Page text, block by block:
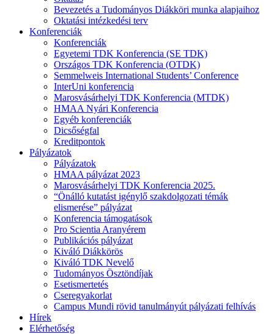
Bevezetés a Tudományos Diákköri munka alapjaihoz
Oktatási intézkedési terv
Konferenciák
Konferenciák
Egyetemi TDK Konferencia (SE TDK)
Országos TDK Konferencia (OTDK)
Semmelweis International Students’ Conference
InterUni konferencia
Marosvásárhelyi TDK Konferencia (MTDK)
HMAA Nyári Konferencia
Egyéb konferenciák
Dicsőségfal
Kreditpontok
Pályázatok
Pályázatok
HMAA pályázat 2023
Marosvásárhelyi TDK Konferencia 2025.
“Önálló kutatást igénylő szakdolgozati témák
elismerése” pályázat
Konferencia támogatások
Pro Scientia Aranyérem
Publikációs pályázat
Kiváló Diákkörös
Kiváló TDK Nevelő
Tudományos Ösztöndíjak
Esetismertetés
Cseregyakorlat
Campus Mundi rövid tanulmányút pályázati felhívás
Hírek
Elérhetőség